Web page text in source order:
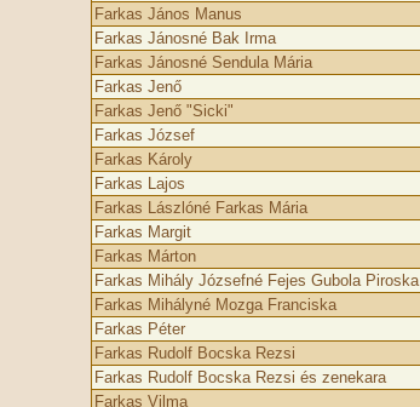
Farkas János Manus
Farkas Jánosné Bak Irma
Farkas Jánosné Sendula Mária
Farkas Jenő
Farkas Jenő "Sicki"
Farkas József
Farkas Károly
Farkas Lajos
Farkas Lászlóné Farkas Mária
Farkas Margit
Farkas Márton
Farkas Mihály Józsefné Fejes Gubola Piroska
Farkas Mihályné Mozga Franciska
Farkas Péter
Farkas Rudolf Bocska Rezsi
Farkas Rudolf Bocska Rezsi és zenekara
Farkas Vilma